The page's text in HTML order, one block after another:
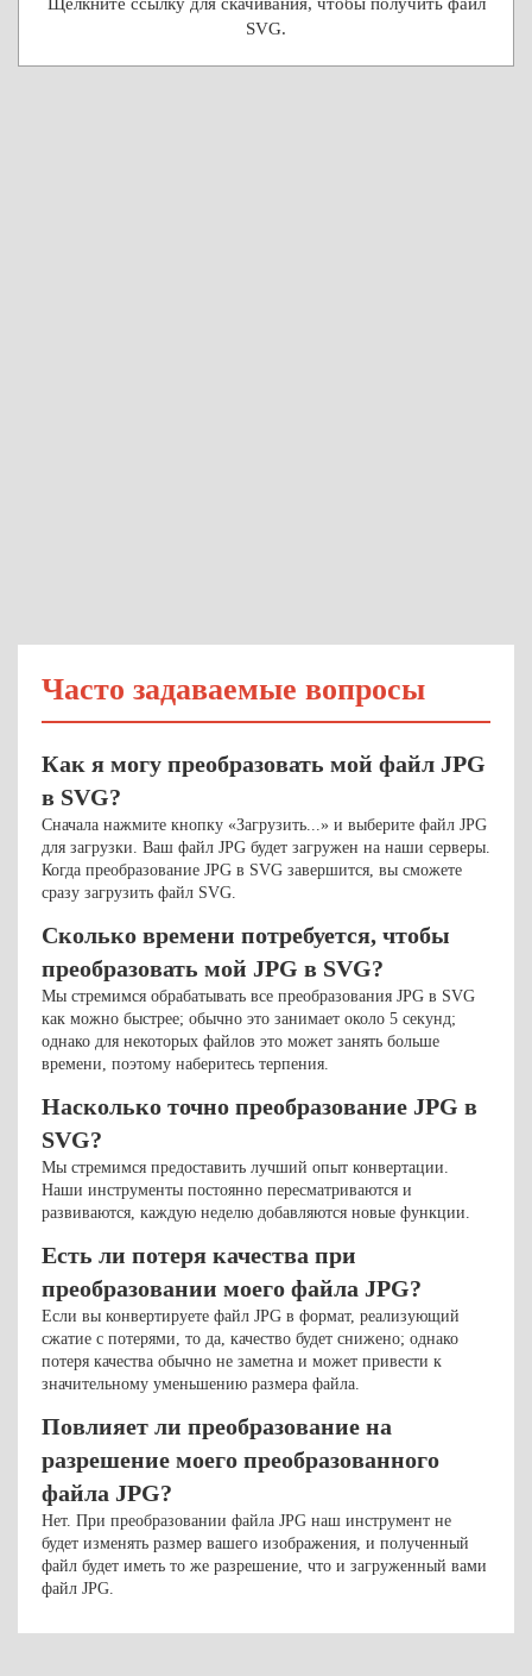
SVG.
Часто задаваемые вопросы
Как я могу преобразовать мой файл JPG
в SVG?
Сначала нажмите кнопку «Загрузить...» и выберите файл JPG
для загрузки. Ваш файл JPG будет загружен на наши серверы.
Когда преобразование JPG в SVG завершится, вы сможете
сразу загрузить файл SVG.
Сколько времени потребуется, чтобы
преобразовать мой JPG в SVG?
Мы стремимся обрабатывать все преобразования JPG в SVG
как можно быстрее; обычно это занимает около 5 секунд;
однако для некоторых файлов это может занять больше
времени, поэтому наберитесь терпения.
Насколько точно преобразование JPG в
SVG?
Мы стремимся предоставить лучший опыт конвертации.
Наши инструменты постоянно пересматриваются и
развиваются, каждую неделю добавляются новые функции.
Есть ли потеря качества при
преобразовании моего файла JPG?
Если вы конвертируете файл JPG в формат, реализующий
сжатие с потерями, то да, качество будет снижено; однако
потеря качества обычно не заметна и может привести к
значительному уменьшению размера файла.
Повлияет ли преобразование на
разрешение моего преобразованного
файла JPG?
Нет. При преобразовании файла JPG наш инструмент не
будет изменять размер вашего изображения, и полученный
файл будет иметь то же разрешение, что и загруженный вами
файл JPG.